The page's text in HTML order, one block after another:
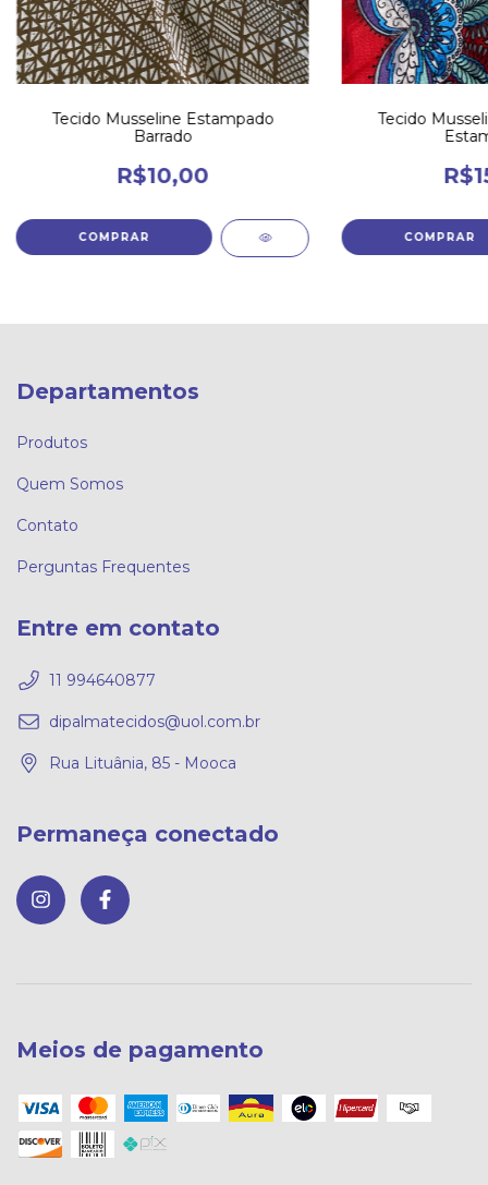
Tecido Musseline Estampado
Barrado
R$10,00
Tecido
Departamentos
Produtos
Quem Somos
Contato
Perguntas Frequentes
Entre em contato
11 994640877
dipalmatecidos@uol.com.br
Rua Lituânia, 85 - Mooca
Permaneça conectado
Meios de pagamento